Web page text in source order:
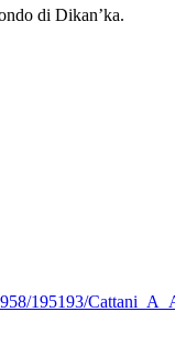
di Dikan’ka.
195193/